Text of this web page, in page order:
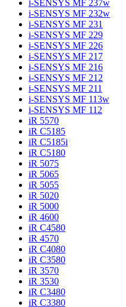
i-SENSYS MF 237w
i-SENSYS MF 232w
i-SENSYS MF 231
i-SENSYS MF 229
i-SENSYS MF 226
i-SENSYS MF 217
i-SENSYS MF 216
i-SENSYS MF 212
i-SENSYS MF 211
i-SENSYS MF 113w
i-SENSYS MF 112
iR 5570
iR C5185
iR C5185i
iR C5180
iR 5075
iR 5065
iR 5055
iR 5020
iR 5000
iR 4600
iR C4580
iR 4570
iR C4080
iR C3580
iR 3570
iR 3530
iR C3480
iR C3380